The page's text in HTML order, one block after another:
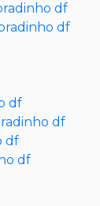
df
df
df
df
df
df